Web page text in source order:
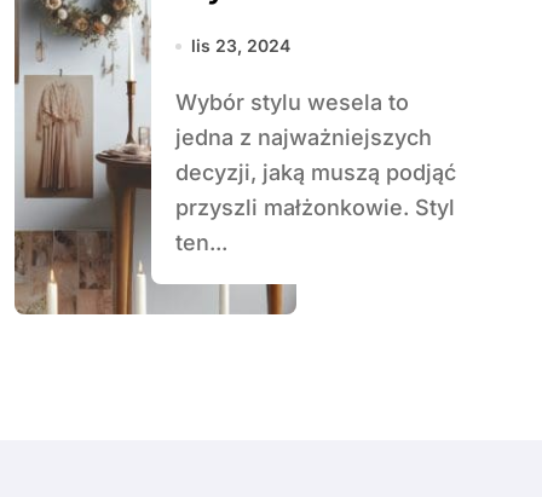
od boho po
lis 23, 2024
Wybór stylu wesela to
jedna z najważniejszych
decyzji, jaką muszą podjąć
przyszli małżonkowie. Styl
ten...